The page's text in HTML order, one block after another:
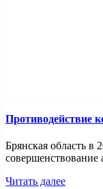
Противодействие
Брянская область в
совершенствование
Читать далее